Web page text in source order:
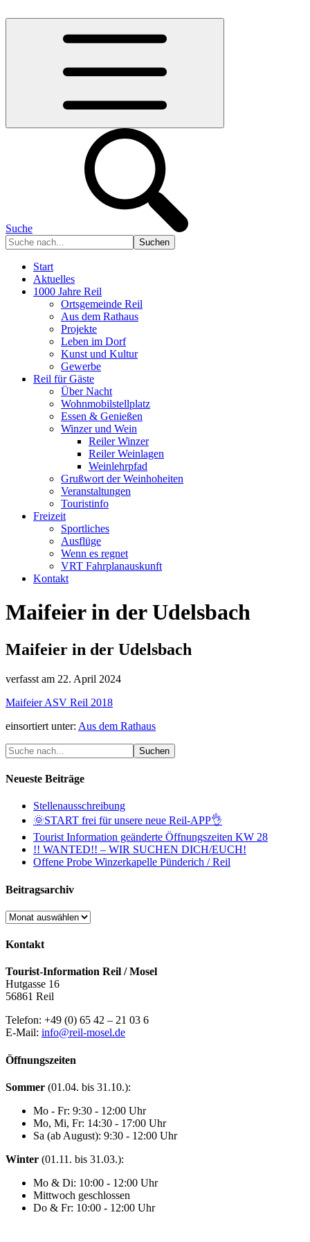
Suche
Start
Aktuelles
1000 Jahre Reil
Ortsgemeinde Reil
Aus dem Rathaus
Projekte
Leben im Dorf
Kunst und Kultur
Gewerbe
Reil für Gäste
Über Nacht
Wohnmobilstellplatz
Essen & Genießen
Winzer und Wein
Reiler Winzer
Reiler Weinlagen
Weinlehrpfad
Grußwort der Weinhoheiten
Veranstaltungen
Touristinfo
Freizeit
Sportliches
Ausflüge
Wenn es regnet
VRT Fahrplanauskunft
Kontakt
Maifeier in der Udelsbach
Maifeier in der Udelsbach
verfasst am 22. April 2024
Maifeier ASV Reil 2018
einsortiert unter: Aus dem Rathaus
Neueste Beiträge
Stellenausschreibung
🌞START frei für unsere neue Reil-APP👌
Tourist Information geänderte Öffnungszeiten KW 28
!! WANTED!! – WIR SUCHEN DICH/EUCH!
Offene Probe Winzerkapelle Pünderich / Reil
Beitragsarchiv
Beitragsarchiv
Kontakt
Tourist-Information Reil / Mosel
Hutgasse 16
56861 Reil
Telefon: +49 (0) 65 42 – 21 03 6
E-Mail: info@reil-mosel.de
Öffnungszeiten
Sommer (01.04. bis 31.10.):
Mo - Fr: 9:30 - 12:00 Uhr
Mo, Mi, Fr: 14:30 - 17:00 Uhr
Sa (ab August): 9:30 - 12:00 Uhr
Winter (01.11. bis 31.03.):
Mo & Di: 10:00 - 12:00 Uhr
Mittwoch geschlossen
Do & Fr: 10:00 - 12:00 Uhr